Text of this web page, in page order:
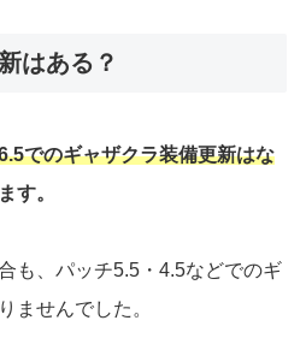
はある？
でのギャザクラ装備更新はな
す。
も、パッチ5.5・4.5などでのギ
ませんでした。